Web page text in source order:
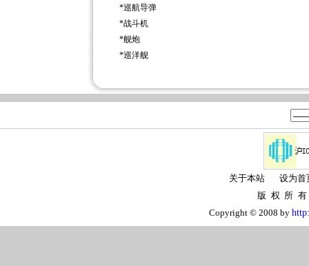
*巡航导弹
*战斗机
*舰炮
*巡洋舰